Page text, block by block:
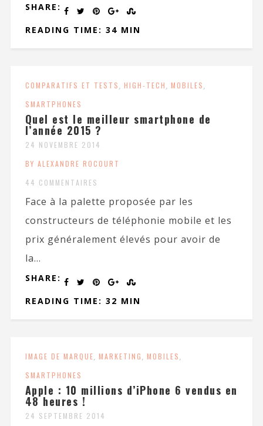
SHARE:
READING TIME: 34 MIN
COMPARATIFS ET TESTS, HIGH-TECH, MOBILES,
SMARTPHONES
Quel est le meilleur smartphone de
l’année 2015 ?
24 NOVEMBRE 2014
BY ALEXANDRE ROCOURT
44 COMMENTAIRES
Face à la palette proposée par les
constructeurs de téléphonie mobile et les
prix généralement élevés pour avoir de
la...
SHARE:
READING TIME: 32 MIN
IMAGE DE MARQUE, MARKETING, MOBILES,
SMARTPHONES
Apple : 10 millions d’iPhone 6 vendus en
48 heures !
24 SEPTEMBRE 2014